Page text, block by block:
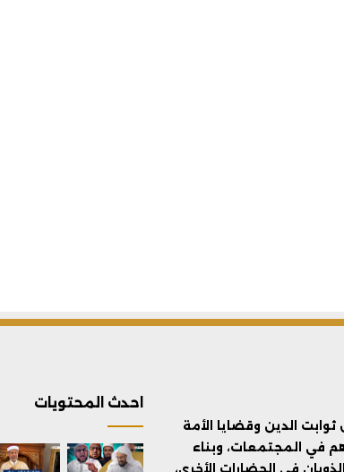
الدين وقضايا الأمة
في المجتمعات، وبناء
في الحضارات الأخرى،
احدث المحتويات